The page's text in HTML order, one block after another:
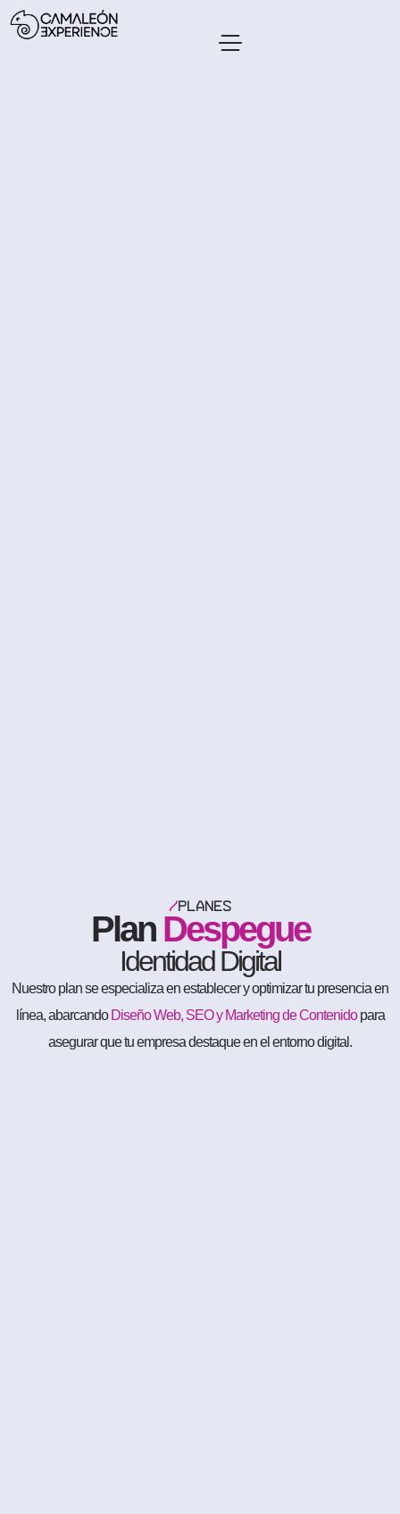
/PLANES
Plan Despegue
Identidad Digital
Nuestro plan se especializa en establecer y optimizar tu presencia en
línea, abarcando Diseño Web, SEO y Marketing de Contenidopara
asegurar que tu empresa destaque en el entorno digital.